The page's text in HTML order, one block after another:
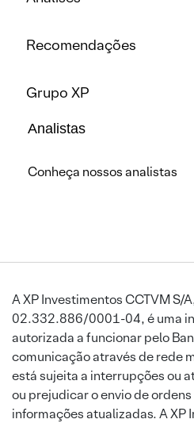
Recomendações
Grupo XP
Analistas
Conheça nossos analistas
A XP Investimentos CCTVM S/
02.332.886/0001-04, é uma
autorizada a funcionar pelo
comunicação através de rede
está sujeita a interrupções ou
ou prejudicar o envio de
informações atualizadas. A XP